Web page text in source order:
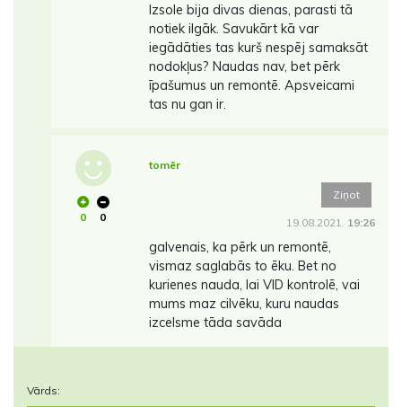
Izsole bija divas dienas, parasti tā
notiek ilgāk. Savukārt kā var
iegādāties tas kurš nespēj samaksāt
nodokļus? Naudas nav, bet pērk
īpašumus un remontē. Apsveicami
tas nu gan ir.
0 0
tomēr
Ziņot
19.08.2021. 19:26
galvenais, ka pērk un remontē,
vismaz saglabās to ēku. Bet no
kurienes nauda, lai VID kontrolē, vai
mums maz cilvēku, kuru naudas
izcelsme tāda savāda
Vārds: